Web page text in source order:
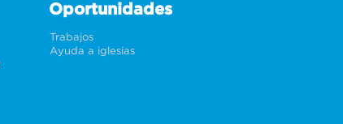
Oportunidades
Trabajos
Ayuda a iglesias